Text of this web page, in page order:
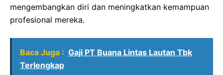
mengembangkan diri dan meningkatkan kemampuan
profesional mereka.
Baca Juga : Gaji PT Buana Lintas Lautan Tbk
Terlengkap